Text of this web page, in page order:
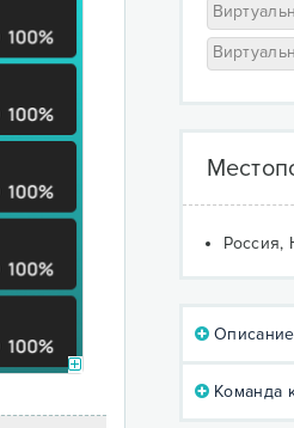
Россия,
Команда